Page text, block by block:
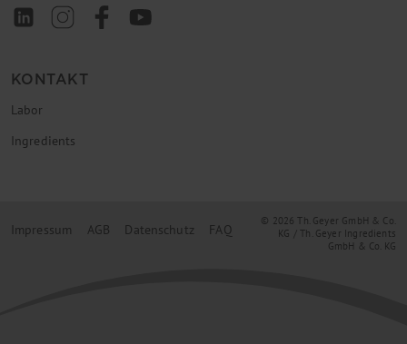
KONTAKT
Labor
Ingredients
Impressum AGB Datenschutz FAQ
© 2026 Th. Geyer GmbH & Co.
KG / Th. Geyer Ingredients
GmbH & Co. KG